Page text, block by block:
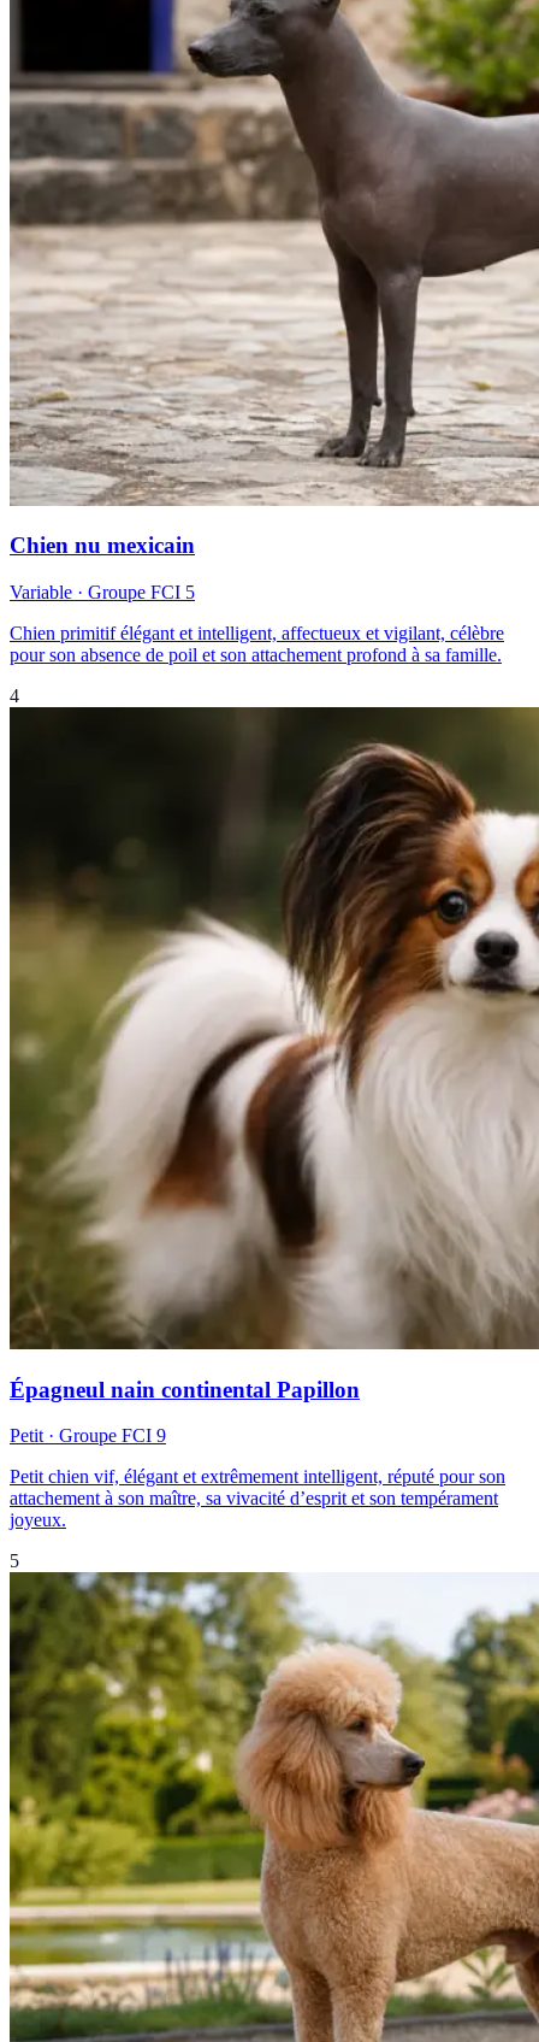
Chien nu mexicain
Variable · Groupe FCI 5
Chien primitif élégant et intelligent, affectueux et vigilant, célèbre
pour son absence de poil et son attachement profond à sa famille.
4
Épagneul nain continental Papillon
Petit· Groupe FCI 9
Petit chien vif, élégant et extrêmement intelligent, réputé pour son
attachement à son maître, sa vivacité d’esprit et son tempérament
joyeux.
5